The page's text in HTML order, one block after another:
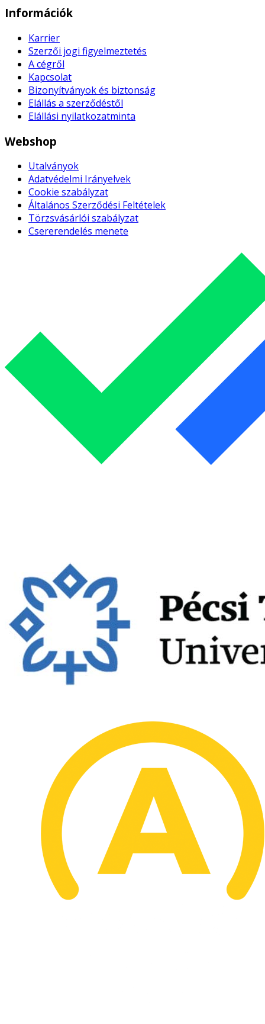
Információk
Karrier
Szerzői jogi figyelmeztetés
A cégről
Kapcsolat
Bizonyítványok és biztonság
Elállás a szerződéstől
Elállási nyilatkozatminta
Webshop
Utalványok
Adatvédelmi Irányelvek
Cookie szabályzat
Általános Szerződési Feltételek
Törzsvásárlói szabályzat
Csererendelés menete